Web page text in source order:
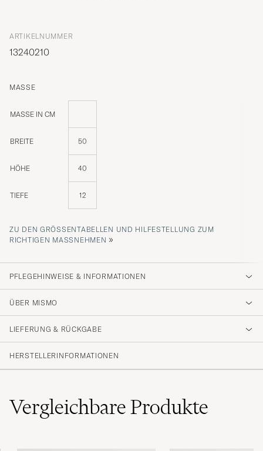
ARTIKELNUMMER
13240210
MASSE
MASSE IN CM
BREITE 50
HÖHE 40
TIEFE 12
ZU DEN GRÖSSENTABELLEN UND HILFESTELLUNG ZUM R
ICHTIGEN MASSNEHMEN
»
PFLEGEHINWEISE & INFORMATIONEN
ÜBER MISMO
LIEFERUNG & RÜCKGABE
HERSTELLERINFORMATIONEN
VergleichbareProdukte